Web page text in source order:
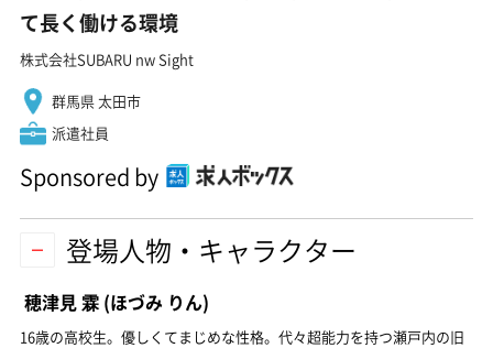
て長く働ける環境
株式会社SUBARU nw Sight
群馬県 太田市
派遣社員
Sponsored by
登場人物・キャラクター
穂津見 霖 (ほづみ りん)
16歳の高校生。優しくてまじめな性格。代々超能力を持つ瀬戸内の旧